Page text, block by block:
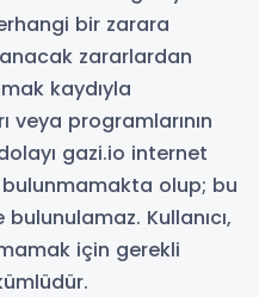
bir zarara
zararlardan
kaydıyla
veya programlarının
gazi.io internet
olup; bu
Kullanıcı,
için gerekli